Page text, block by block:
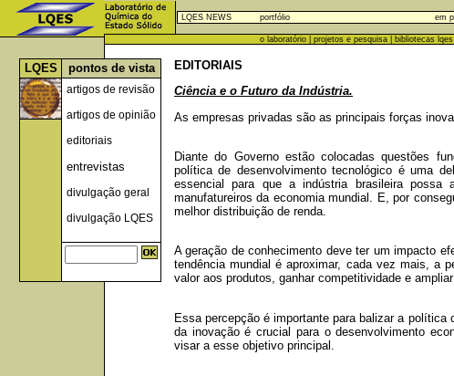
LQES NEWS portfólio em
o laboratório projetos e pesquisa bibliotecas lqes
LQES pontos de vista
artigos de revisão
artigos de opinião
editoriais
entrevistas
divulgação geral
divulgação LQES
EDITORIAIS
Ciência e o Futuro da Indústria.
As empresas privadas são as principais forças
Diante do Governo estão colocadas questões
política de desenvolvimento tecnológico é uma
essencial para que a indústria brasileira possa
manufatureiros da economia mundial. E, por
melhor distribuição de renda.
A geração de conhecimento deve ter um impacto
tendência mundial é aproximar, cada vez mais, a
valor aos produtos, ganhar competitividade e
Essa percepção é importante para balizar a
da inovação é crucial para o desenvolvimento
visar a esse objetivo principal.